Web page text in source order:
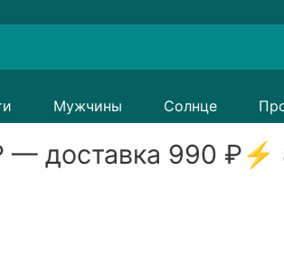
Мужчины Солнце
доставка 990₽⚡